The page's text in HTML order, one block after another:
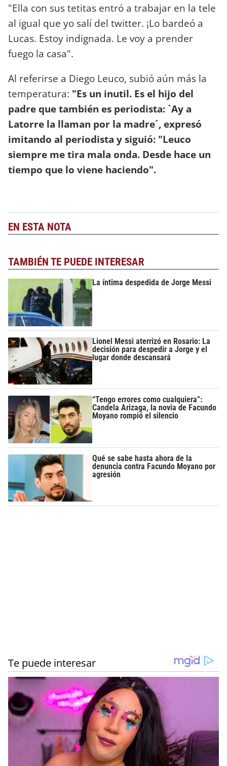
"Ella con sus tetitas entró a trabajar en la tele
al igual que yo salí del twitter. ¡Lo bardeó a
Lucas. Estoy indignada. Le voy a prender
fuego la casa".
Al referirse a Diego Leuco, subió aún más la
temperatura: "Es un inutil. Es el hijo del
padre que también es periodista: `Ay a
Latorre la llaman por la madre´, expresó
imitando al periodista y siguió: "Leuco
siempre me tira mala onda. Desde hace un
tiempo que lo viene haciendo".
EN ESTA NOTA
TAMBIÉN TE PUEDE INTERESAR
La íntima despedida de Jorge Messi
Lionel Messi aterrizó en Rosario: La
decisión para despedir a Jorge y el
lugar donde descansará
“Tengo errores como cualquiera”:
Candela Arizaga, la novia de Facundo
Moyano rompió el silencio
Qué se sabe hasta ahora de la
denuncia contra Facundo Moyano por
agresión